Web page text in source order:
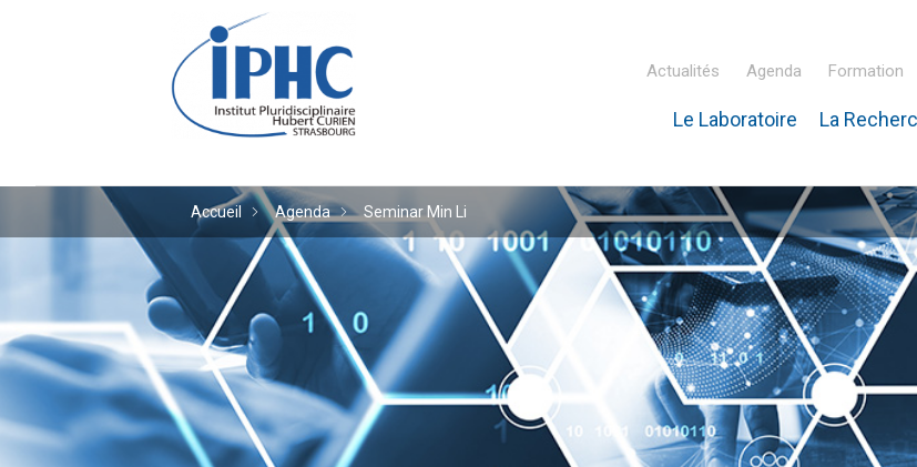
Institut pluridisciplinaire Hubert Curien – IPHC
Actualités Agenda Formation
Le Laboratoire La
Accueil Agenda Seminar Min Li